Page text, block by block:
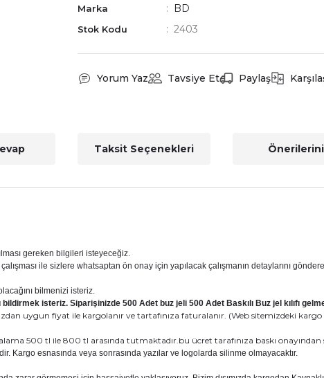
Marka BD
Stok Kodu 2403
Yorum Yaz Tavsiye Et Paylaş
Taksit Seçenekleri
gereken bilgileri isteyeceğiz.
ile sizlere whatsaptan ön onay için yapılacak çalışmanın detaylarını
bilmenizi isteriz.
isteriz. Siparişinizde 500 Adet buz jeli 500 Adet Baskılı Buz jel kılıfı
uygun fiyat ile kargolanır ve tartafınıza faturalanır. (Web sitemizdeki kargo
500 tl ile 800 tl arasında tutmaktadır.bu ücret tarafınıza baskı onayından
Kargo esnasında veya sonrasında yazılar ve logolarda silinme olmayacaktır.